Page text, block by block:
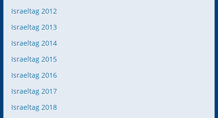
Israeltag 2012
Israeltag 2013
Israeltag 2014
Israeltag 2015
Israeltag 2016
Israeltag 2017
Israeltag 2018